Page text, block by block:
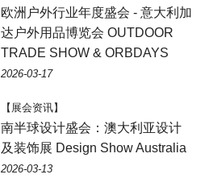
欧洲户外行业年度盛会 - 意大利加
达户外用品博览会 OUTDOOR
TRADE SHOW & ORBDAYS
2026-03-17
【展会资讯】
南半球设计盛会：澳大利亚设计
及装饰展 Design Show Australia
2026-03-13